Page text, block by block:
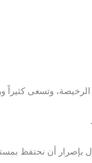
وتسعى كثيراً
بإصرار أن نحتفظ